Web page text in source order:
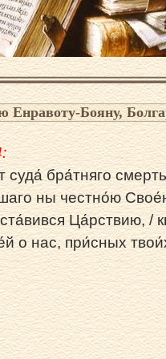
Енравоту-Бояну,
суда́ бра́тняго
ны честно́ю
Ца́рствию, /
о нас, при́сных